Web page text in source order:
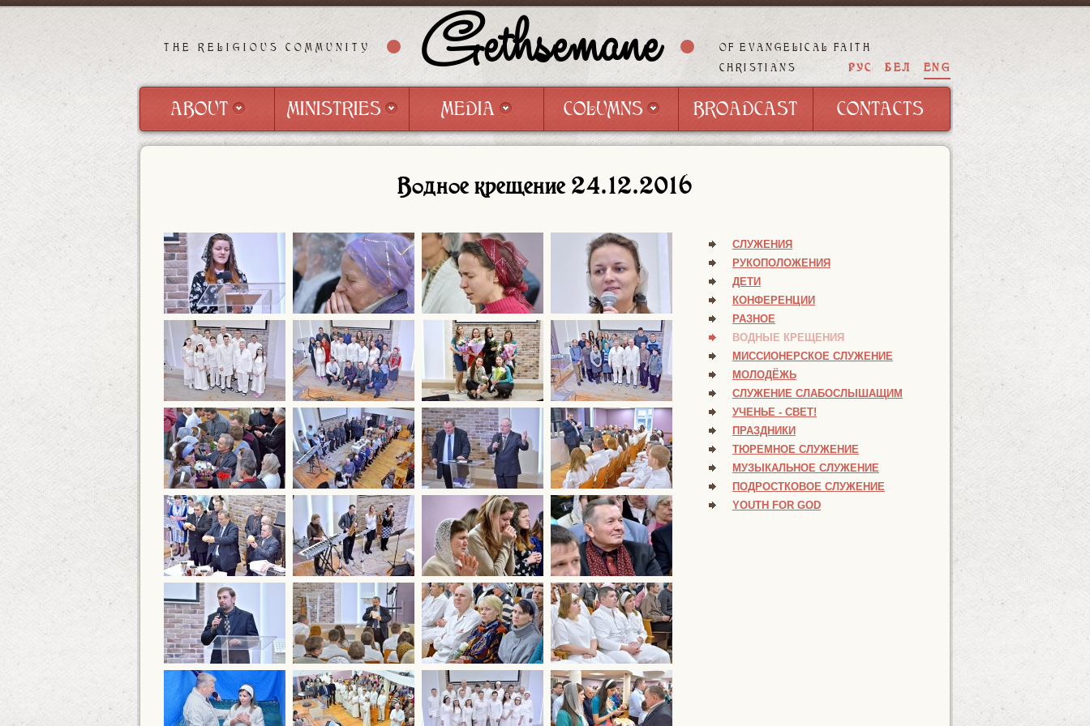
THE RELIGIOUS COMMUNITY Gethsemane
OF EVANGELICAL FAITH
CHRISTIANS
РУС БЕЛ ENG
ABOUT
ABOUT
MINISTRIES
MINISTRIES
MEDIA
MEDIA
COLUMNS
COLUMNS
BROADCAST
BROADCAST
CONTACTS
CONTACTS
Водное крещение 24.12.2016
СЛУЖЕНИЯ
РУКОПОЛОЖЕНИЯ
ДЕТИ
КОНФЕРЕНЦИИ
РАЗНОЕ
ВОДНЫЕ КРЕЩЕНИЯ
МИССИОНЕРСКОЕ СЛУЖЕНИЕ
МОЛОДЁЖЬ
СЛУЖЕНИЕ СЛАБОСЛЫШАЩИМ
УЧЕНЬЕ - СВЕТ!
ПРАЗДНИКИ
ТЮРЕМНОЕ СЛУЖЕНИЕ
МУЗЫКАЛЬНОЕ СЛУЖЕНИЕ
ПОДРОСТКОВОЕ СЛУЖЕНИЕ
YOUTH FOR GOD